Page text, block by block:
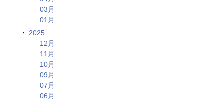
03月
01月
2025
12月
11月
10月
09月
07月
06月